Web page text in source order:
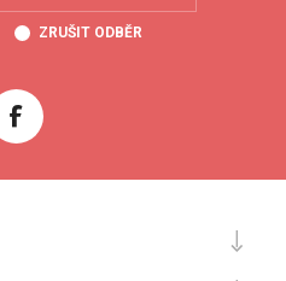
ZRUŠIT ODBĚR